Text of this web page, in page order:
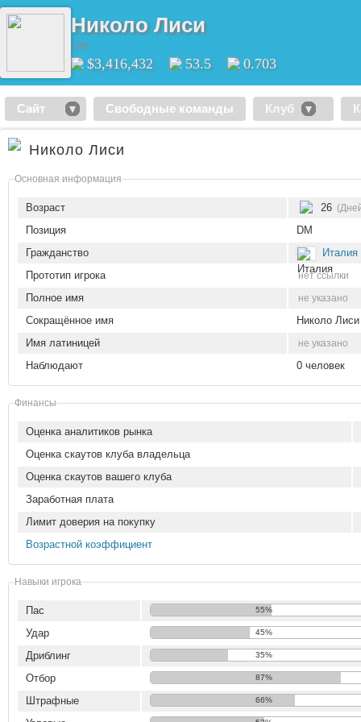
Николо Лиси
DM
$3,416,432 53.5 0.703
Сайт Свободные команды Клуб
Николо Лиси
Основная информация
Возраст 26
Позиция
DM
Гражданство
Италия
Прототип игрока
нет ссылки
Полное имя не указано
Сокращённое имя
Николо Лиси
Имя латиницей
не указано
Наблюдают 0 человек
Финансы
Оценка аналитиков рынка
Оценка скаутов клуба владельца
Оценка скаутов вашего клуба
Заработная плата
Лимит доверия на покупку
Возрастной коэффициент
Навыки игрока
Пас 55%
Удар 45%
Дриблинг 35%
Отбор 87%
Штрафные 66%